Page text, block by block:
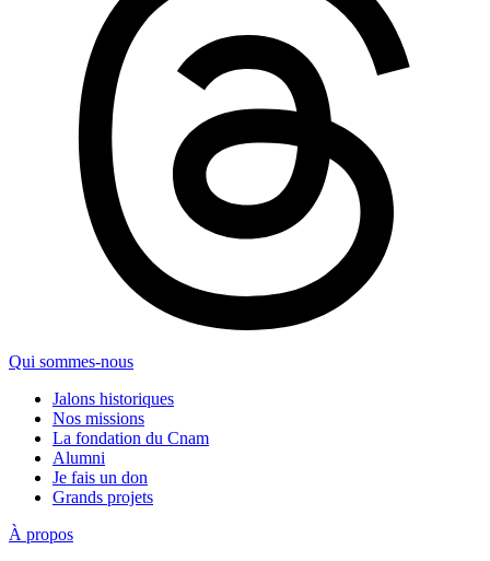
Qui sommes-nous
Jalons historiques
Nos missions
La fondation du Cnam
Alumni
Je fais un don
Grands projets
À propos